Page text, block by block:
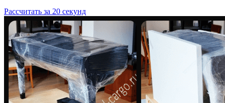
Рассчитать за 20 секунд